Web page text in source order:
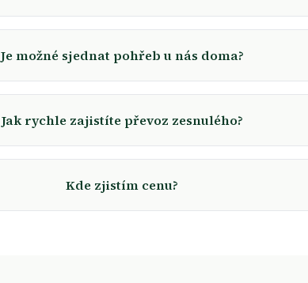
Je možné sjednat pohřeb u nás doma?
Jak rychle zajistíte převoz zesnulého?
Kde zjistím cenu?